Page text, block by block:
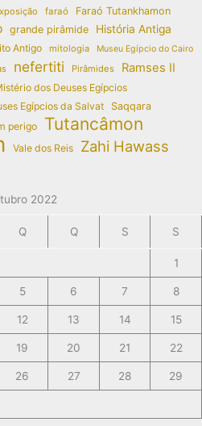
faraó Faraó Tutankhamon
grande pirâmide
História Antiga
Antigo mitologia Museu Egípcio do Cairo
nefertiti Pirâmides Ramses II
dos Deuses Egípcios
Egípcios da Salvat
Saqqara
perigo
Tutancâmon
Vale dos Reis Zahi Hawass
2022
Q Q S S
1
5 6 7 8
12 13 14 15
19 20 21 22
26 27 28 29